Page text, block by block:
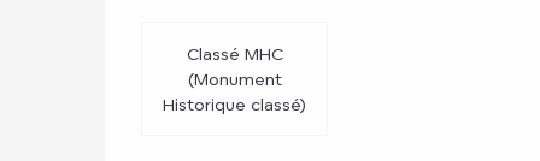
Classé MHC
(Monument
Historique classé)